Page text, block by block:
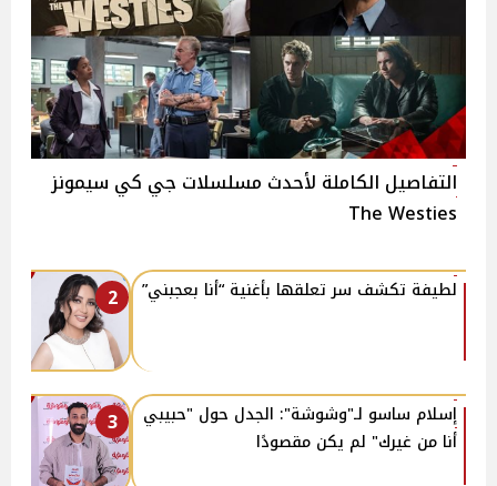
التفاصيل الكاملة لأحدث مسلسلات جي كي سيمونز
The Westies
2 لطيفة تكشف سر تعلقها بأغنية “أنا بعجبني”
3
إسلام ساسو لـ"وشوشة": الجدل حول "حبيبي
أنا من غيرك" لم يكن مقصودًا